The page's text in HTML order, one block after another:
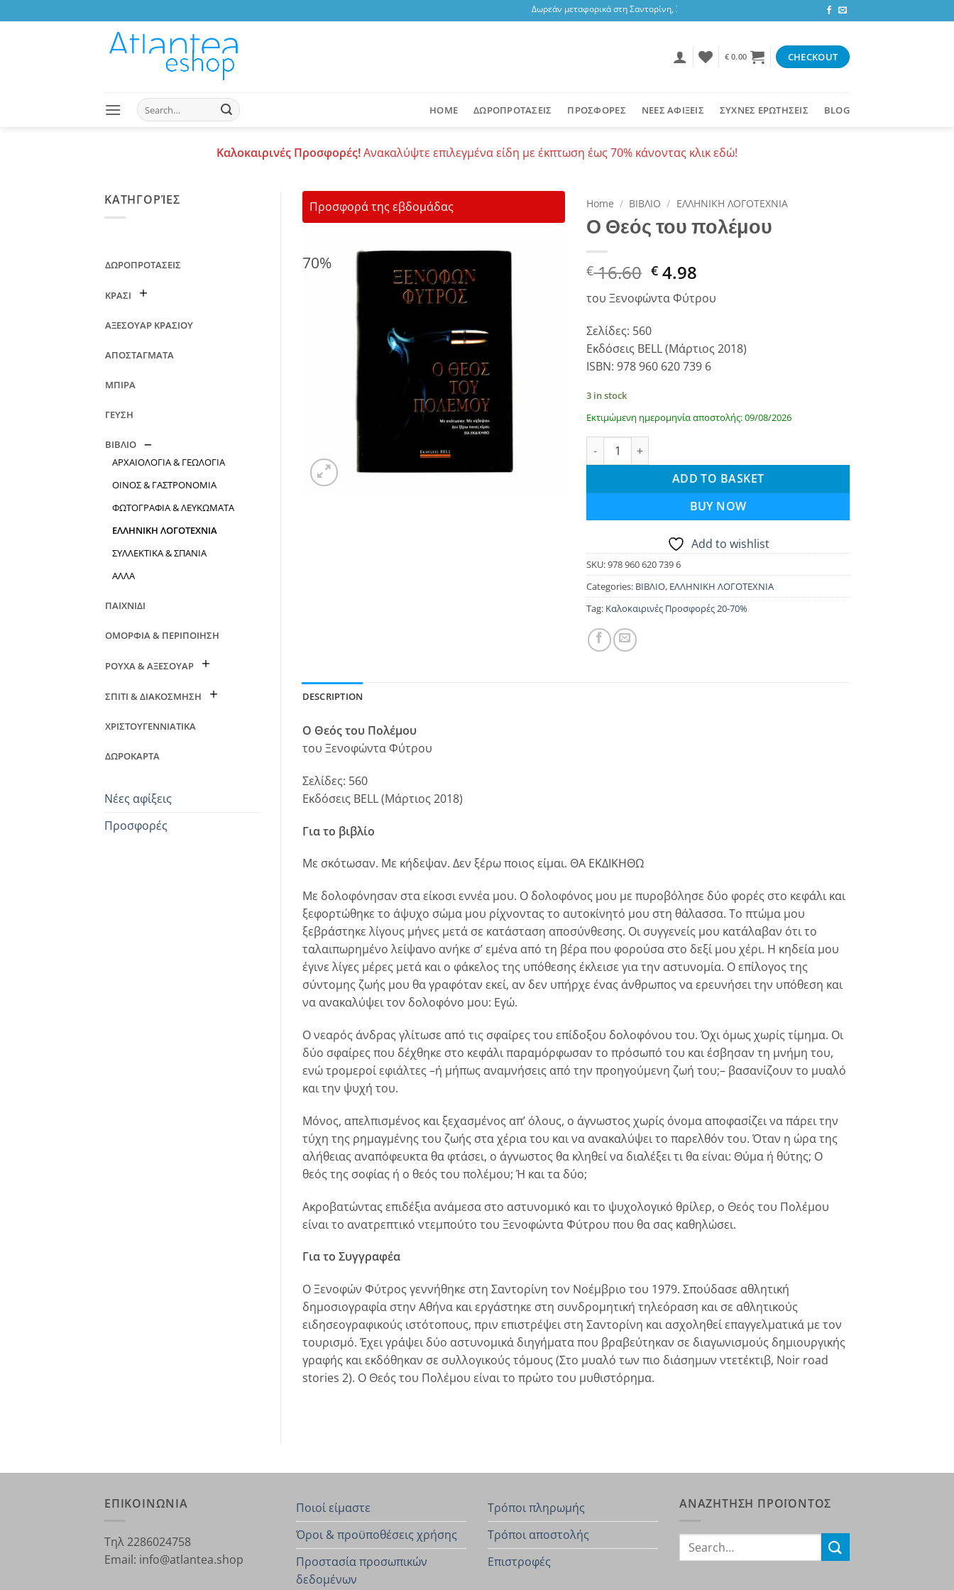
to
Δωρεάν μεταφορικά στη Σαντορίνη, 3,47 ευρώ στην υπόλοιπη Ελλάδα ή δωρεάν για αγορές 50+ ευρώ
€0.00 CHECKOUT
Search
for:
HOME ΔΩΡΟΠΡΟΤΑΣΕΙΣ ΠΡΟΣΦΟΡΕΣ ΝΕΕΣ ΑΦΙΞΕΙΣ ΣΥΧΝΕΣ ΕΡΩΤΗΣΕΙΣ BLOG
Καλοκαιρινές Προσφορές!Ανακαλύψτε επιλεγμένα είδη με έκπτωση έως 70% κάνοντας κλικ εδώ!
ΚΑΤΗΓΟΡΊΕΣ
ΔΩΡΟΠΡΟΤΑΣΕΙΣ
ΚΡΑΣΙ
ΑΞΕΣΟΥΑΡ ΚΡΑΣΙΟΥ
ΑΠΟΣΤΑΓΜΑΤΑ
ΜΠΙΡΑ
ΓΕΥΣΗ
ΒΙΒΛΙΟ
ΑΡΧΑΙΟΛΟΓΙΑ & ΓΕΩΛΟΓΙΑ
ΟΙΝΟΣ & ΓΑΣΤΡΟΝΟΜΙΑ
ΦΩΤΟΓΡΑΦΙΑ & ΛΕΥΚΩΜΑΤΑ
ΕΛΛΗΝΙΚΗ ΛΟΓΟΤΕΧΝΙΑ
ΣΥΛΛΕΚΤΙΚΑ & ΣΠΑΝΙΑ
ΑΛΛΑ
ΠΑΙΧΝΙΔΙ
ΟΜΟΡΦΙΑ & ΠΕΡΙΠΟΙΗΣΗ
ΡΟΥΧΑ & ΑΞΕΣΟΥΑΡ
ΣΠΙΤΙ & ΔΙΑΚΟΣΜΗΣΗ
ΧΡΙΣΤΟΥΓΕΝΝΙΑΤΙΚΑ
ΔΩΡΟΚΑΡΤΑ
Νέες αφίξεις
Προσφορές
Προσφορά της εβδομάδας
70%
Home / ΒΙΒΛΙΟ / ΕΛΛΗΝΙΚΗ ΛΟΓΟΤΕΧΝΙΑ
Ο Θεός του πολέμου
Original
price
was:
€ 16.60.
€16.60 Current
price
is:
€ 16.60.
€ 4.98
του Ξενοφώντα Φύτρου
Σελίδες: 560
Εκδόσεις BELL (Μάρτιος 2018)
ISBN: 978 960 620 739 6
3 in stock
Εκτιμώμενη ημερομηνία αποστολής: 09/08/2026
Ο Θεός του πολέμου quantity
ADD TO BASKET
BUY NOW
Add to wishlist
SKU:978 960 620 739 6
Categories: ΒΙΒΛΙΟ, ΕΛΛΗΝΙΚΗ ΛΟΓΟΤΕΧΝΙΑ
Tag: Καλοκαιρινές Προσφορές 20-70%
DESCRIPTION
Ο Θεός του Πολέμου
του Ξενοφώντα Φύτρου
Σελίδες: 560
Εκδόσεις BELL (Μάρτιος 2018)
Για το βιβλίο
Με σκότωσαν. Με κήδεψαν. Δεν ξέρω ποιος είμαι. ΘΑ ΕΚΔΙΚΗΘΩ
Με δολοφόνησαν στα είκοσι εννέα μου. Ο δολοφόνος μου με πυροβόλησε δύο φορές στο κεφάλι και
ξεφορτώθηκε το άψυχο σώμα μου ρίχνοντας το αυτοκίνητό μου στη θάλασσα. Το πτώμα μου
ξεβράστηκε λίγους μήνες μετά σε κατάσταση αποσύνθεσης. Οι συγγενείς μου κατάλαβαν ότι το
ταλαιπωρημένο λείψανο ανήκε σ’ εμένα από τη βέρα που φορούσα στο δεξί μου χέρι. Η κηδεία μου
έγινε λίγες μέρες μετά και ο φάκελος της υπόθεσης έκλεισε για την αστυνομία. Ο επίλογος της
σύντομης ζωής μου θα γραφόταν εκεί, αν δεν υπήρχε ένας άνθρωπος να ερευνήσει την υπόθεση και
να ανακαλύψει τον δολοφόνο μου: Εγώ.
Ο νεαρός άνδρας γλίτωσε από τις σφαίρες του επίδοξου δολοφόνου του. Όχι όμως χωρίς τίμημα. Οι
δύο σφαίρες που δέχθηκε στο κεφάλι παραμόρφωσαν το πρόσωπό του και έσβησαν τη μνήμη του,
ενώ τρομεροί εφιάλτες –ή μήπως αναμνήσεις από την προηγούμενη ζωή του;– βασανίζουν το μυαλό
και την ψυχή του.
Μόνος, απελπισμένος και ξεχασμένος απ’ όλους, ο άγνωστος χωρίς όνομα αποφασίζει να πάρει την
τύχη της ρημαγμένης του ζωής στα χέρια του και να ανακαλύψει το παρελθόν του. Όταν η ώρα της
αλήθειας αναπόφευκτα θα φτάσει, ο άγνωστος θα κληθεί να διαλέξει τι θα είναι: Θύμα ή θύτης; Ο
θεός της σοφίας ή ο θεός του πολέμου; Ή και τα δύο;
Ακροβατώντας επιδέξια ανάμεσα στο αστυνομικό και το ψυχολογικό θρίλερ, ο Θεός του Πολέμου
είναι το ανατρεπτικό ντεμπούτο του Ξενοφώντα Φύτρου που θα σας καθηλώσει.
Για το Συγγραφέα
Ο Ξενοφών Φύτρος γεννήθηκε στη Σαντορίνη τον Νοέμβριο του 1979. Σπούδασε αθλητική
δημοσιογραφία στην Αθήνα και εργάστηκε στη συνδρομητική τηλεόραση και σε αθλητικούς
ειδησεογραφικούς ιστότοπους, πριν επιστρέψει στη Σαντορίνη και ασχοληθεί επαγγελματικά με τον
τουρισμό. Έχει γράψει δύο αστυνομικά διηγήματα που βραβεύτηκαν σε διαγωνισμούς δημιουργικής
γραφής και εκδόθηκαν σε συλλογικούς τόμους (Στο μυαλό των πιο διάσημων ντετέκτιβ, Noir road
stories 2). Ο Θεός του Πολέμου είναι το πρώτο του μυθιστόρημα.
ΕΠΙΚΟΙΝΩΝΙΑ
Τηλ 2286024758
Email: info@atlantea.shop
Ποιοί είμαστε
Όροι & προϋποθέσεις χρήσης
Προστασία προσωπικών
δεδομένων
Τρόποι πληρωμής
Τρόποι αποστολής
Επιστροφές
ΑΝΑΖΗΤΗΣΗ ΠΡΟΪΟΝΤΟΣ
Search
for: